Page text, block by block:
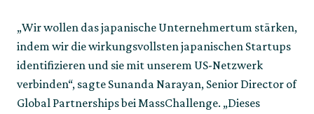
„Wir wollen das japanische Unternehmertum stärken,
indem wir die wirkungsvollsten japanischen Startups
identifizieren und sie mit unserem US-Netzwerk
verbinden“, sagte Sunanda Narayan, Senior Director of
Global Partnerships bei MassChallenge. „Dieses